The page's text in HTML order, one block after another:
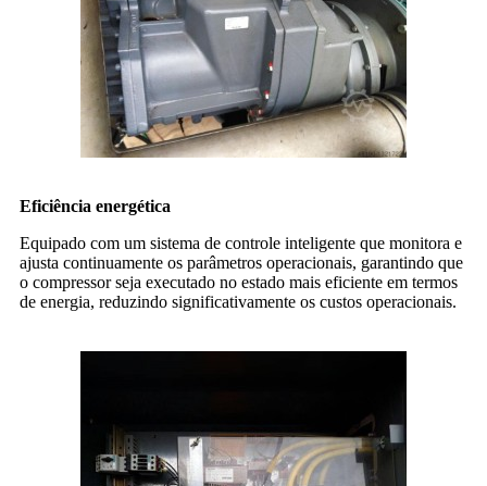
Eficiência energética
Equipado com um sistema de controle inteligente que monitora e
ajusta continuamente os parâmetros operacionais, garantindo que
o compressor seja executado no estado mais eficiente em termos
de energia, reduzindo significativamente os custos operacionais.